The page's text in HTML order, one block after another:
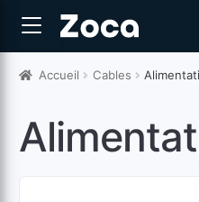
Accueil Cables